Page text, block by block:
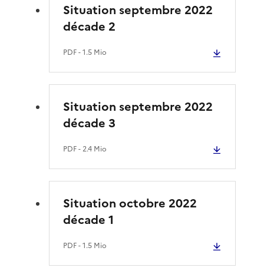
Situation septembre 2022
décade 2
PDF- 1.5 Mio
Situation septembre 2022
décade 3
PDF- 2.4 Mio
Situation octobre 2022
décade 1
PDF- 1.5 Mio